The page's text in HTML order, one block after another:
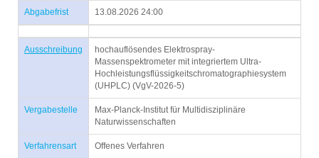
Abgabefrist 13.08.2026 24:00
Ausschreibung
hochauflösendes Elektrospray-
Massenspektrometer mit integriertem Ultra-
Hochleistungsflüssigkeitschromatographiesystem
(UHPLC) (VgV-2026-5)
Vergabestelle
Max-Planck-Institut für Multidisziplinäre
Naturwissenschaften
Verfahrensart Offenes Verfahren